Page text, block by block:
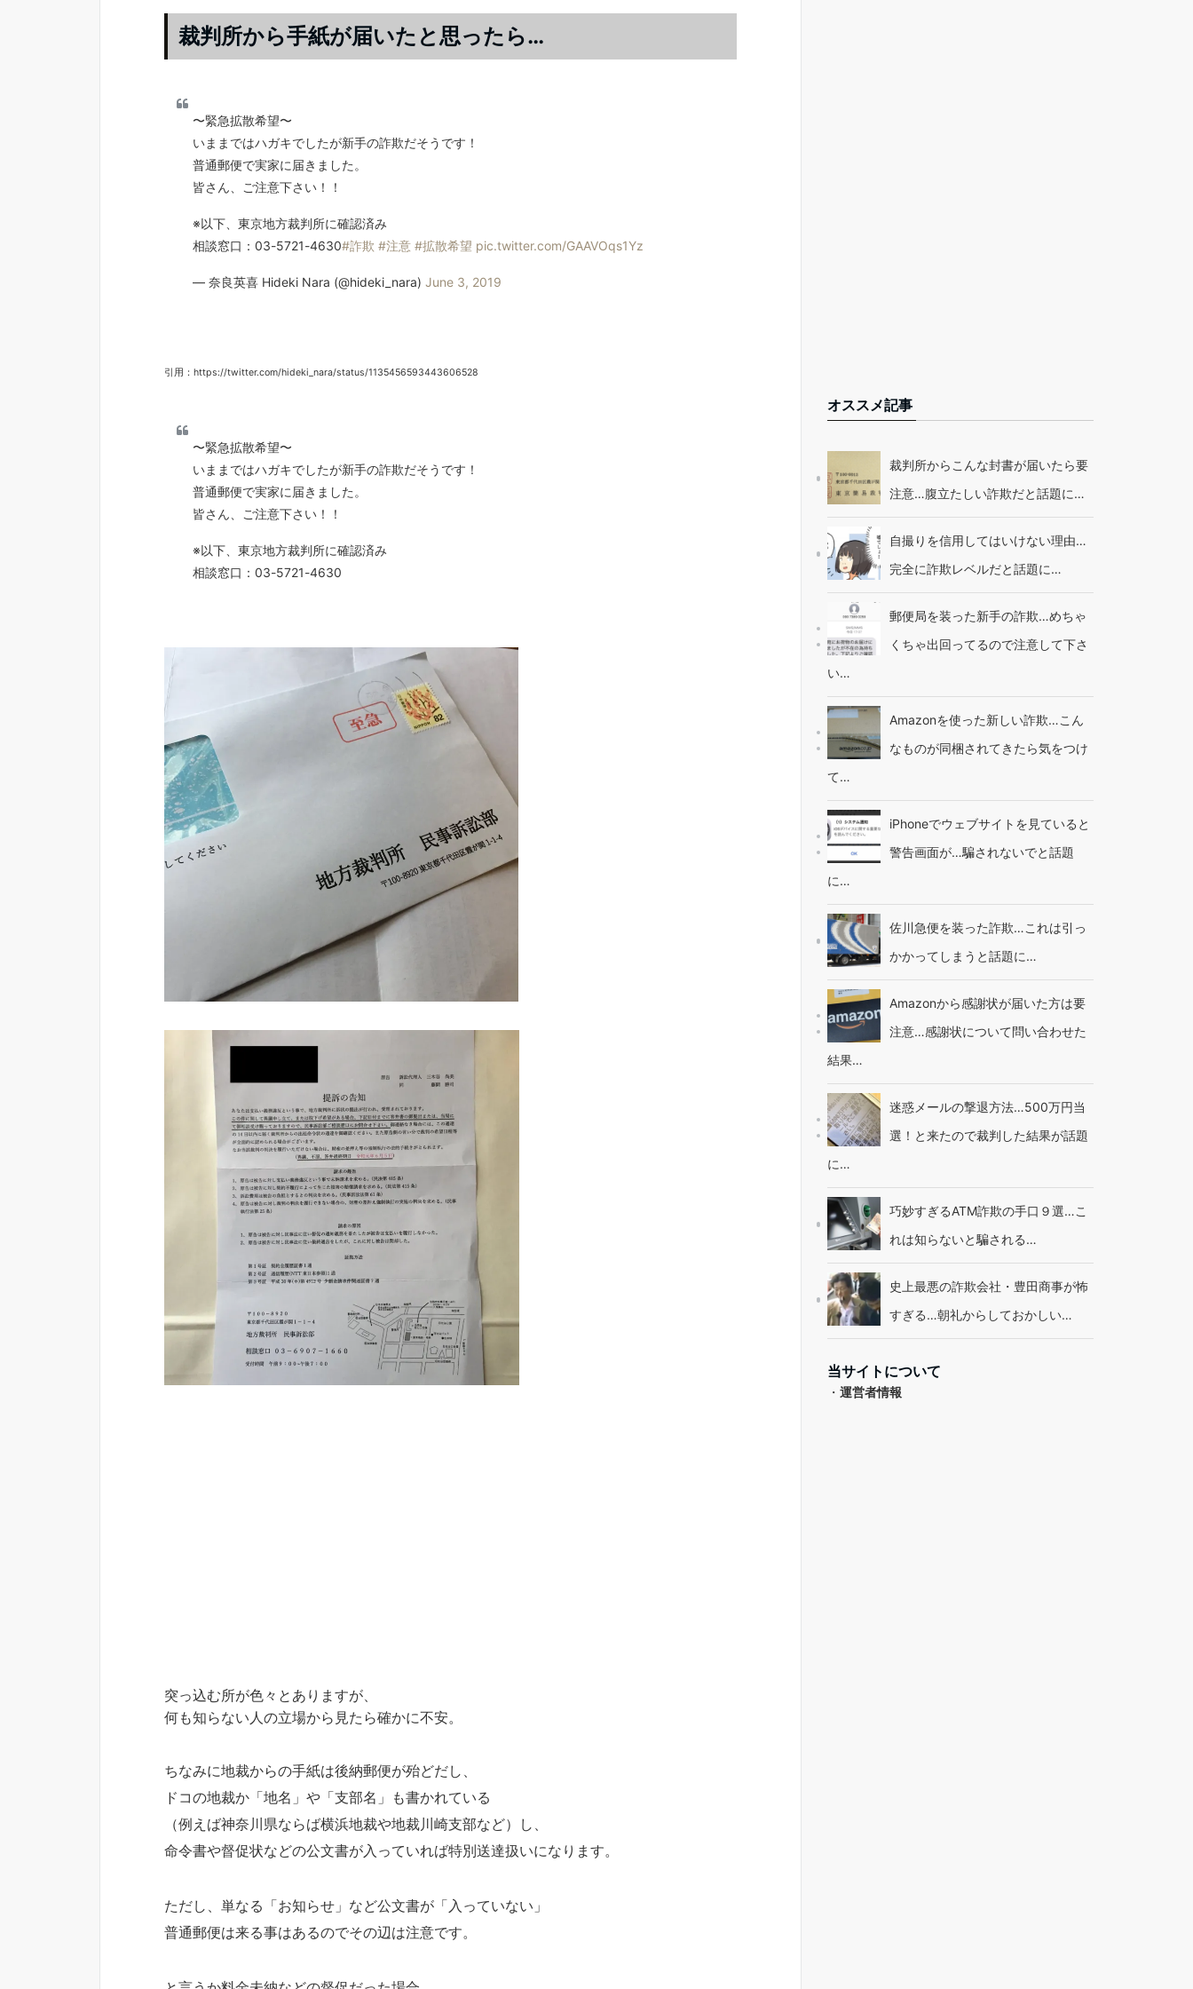
裁判所から手紙が届いたと思ったら…
〜緊急拡散希望〜
いままではハガキでしたが新手の詐欺だそうです！
普通郵便で実家に届きました。
皆さん、ご注意下さい！！
※以下、東京地方裁判所に確認済み
相談窓口：03-5721-4630#詐欺 #注意 #拡散希望 pic.twitter.com/GAAVOqs1Yz
— 奈良英喜 Hideki Nara (@hideki_nara) June 3, 2019
引用：https://twitter.com/hideki_nara/status/1135456593443606528
〜緊急拡散希望〜
いままではハガキでしたが新手の詐欺だそうです！
普通郵便で実家に届きました。
皆さん、ご注意下さい！！
※以下、東京地方裁判所に確認済み
相談窓口：03-5721-4630
突っ込む所が色々とありますが、
何も知らない人の立場から見たら確かに不安。
ちなみに地裁からの手紙は後納郵便が殆どだし、
ドコの地裁か「地名」や「支部名」も書かれている
（例えば神奈川県ならば横浜地裁や地裁川崎支部など）し、
命令書や督促状などの公文書が入っていれば特別送達扱いになります。
ただし、単なる「お知らせ」など公文書が「入っていない」
普通郵便は来る事はあるのでその辺は注意です。
オススメ記事
裁判所からこんな封書が届いたら要
注意…腹立たしい詐欺だと話題に…
自撮りを信用してはいけない理由…
完全に詐欺レベルだと話題に…
郵便局を装った新手の詐欺…めちゃ
くちゃ出回ってるので注意して下さ
い…
Amazonを使った新しい詐欺…こん
なものが同梱されてきたら気をつけ
て…
iPhoneでウェブサイトを見ていると
警告画面が…騙されないでと話題
に…
佐川急便を装った詐欺…これは引っ
かかってしまうと話題に…
Amazonから感謝状が届いた方は要
注意…感謝状について問い合わせた
結果…
迷惑メールの撃退方法…500万円当
選！と来たので裁判した結果が話題
に…
巧妙すぎるATM詐欺の手口９選…こ
れは知らないと騙される…
史上最悪の詐欺会社・豊田商事が怖
すぎる…朝礼からしておかしい…
当サイトについて
・ 運営者情報